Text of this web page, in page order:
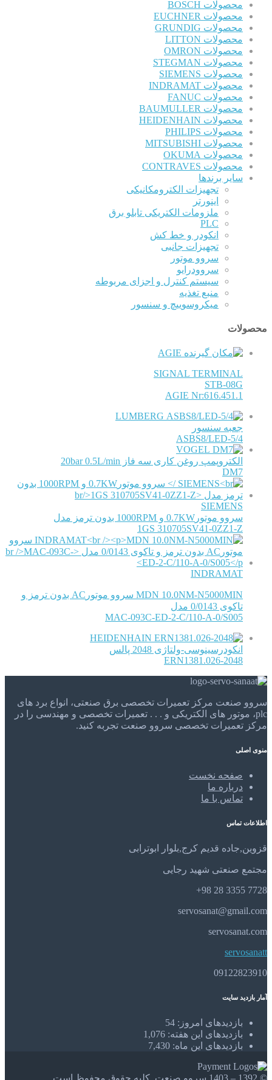
محصولات BOSCH
محصولات EUCHNER
محصولات GRUNDIG
محصولات LITTON
محصولات OMRON
محصولات STEGMAN
محصولات SIEMENS
محصولات INDRAMAT
محصولات FANUC
محصولات BAUMULLER
محصولات HEIDENHAIN
محصولات PHILIPS
محصولات MITSUBISHI
محصولات OKUMA
محصولات CONTRAVES
سایر برندها
تجهیزات الکترومکانیکی
اینورتر
ملزومات الکتریکی تابلو برق
PLC
انکودر و خط کش
تجهیزات جانبی
سروو موتور
سروودرایو
سیستم کنترل و اجزای مربوطه
منبع تغذیه
میکروسوییچ و سنسور
محصولات
AGIE
SIGNAL TERMINAL
STB-08G
AGIE Nr:616.451.1
LUMBERG
جعبه سنسور
ASBS8/LED-5/4
VOGEL
الکتروپمپ روغن کاری سه فاز 20bar 0.5L/min
DM7
SIEMENS
سروو موتور0.7KW و 1000RPM بدون ترمز مدل
1GS 310705SV41-0ZZ1-Z
INDRAMAT
MDN 10.0NM-N5000MIN سروو موتورAC بدون ترمز و
تاکوی 0/0143 مدل
MAC-093C-ED-2-C/110-A-0/S005
HEIDENHAIN
انکودرسینوسی-ولتاژی 2048 پالس
ERN1381.026-2048
سروو صنعت مرکز تعمیرات تخصصی برق صنعتی، انواع برد های
plc، موتور های الکتریکی و . . . تعمیرات تخصصی و مهندسی را در
مرکز تعمیرات تخصصی سروو صنعت تجربه کنید.
منوی اصلی
صفحه نخست
درباره ما
تماس با ما
اطلاعات تماس
قزوین,جاده قدیم کرج,بلوار ابوترابی
مجتمع صنعتی شهید رجایی
7728 3355 28 98+
servosanat@gmail.com
servosanat.com
servosanatt
09122823910
آمار بازدید سایت
بازدیدهای امروز: 54
بازدیدهای این هفته: 1,076
بازدیدهای این ماه: 7,430
© 1392 – 1403 سروو صنعت. کلیه حقوق محفوظ است.